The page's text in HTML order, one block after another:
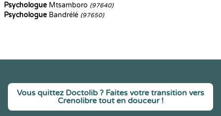
Psychologue Mtsamboro (97640)
Psychologue Bandrélé (97650)
Vous quittez Doctolib ? Faites votre transition vers
Crenolibre tout en douceur !